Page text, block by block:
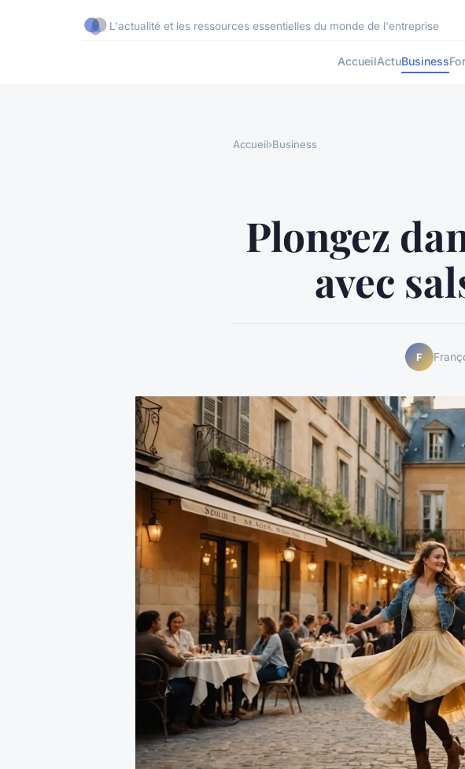
L'actualité et les ressources essentielles du monde de l'entreprise
AccueilActuBusiness
Accueil›Business
Plongez
avec
F